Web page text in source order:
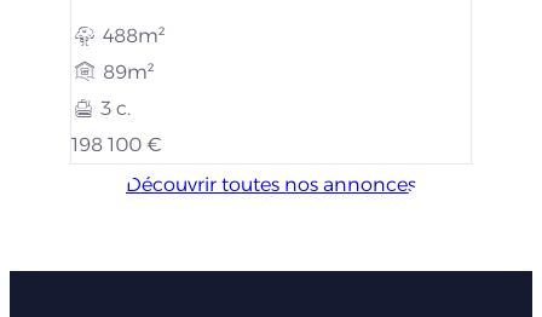
488m²
89m²
3 c.
198 100 €
Découvrir toutes nos annonces